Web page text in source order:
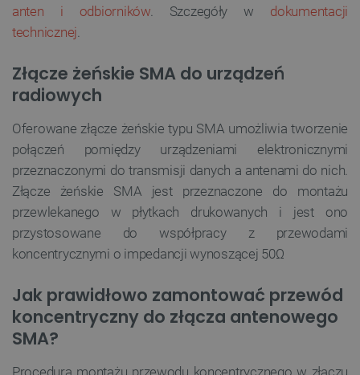
anten i odbiorników. Szczegóły w dokumentacji
technicznej.
Złącze żeńskie SMA do urządzeń
radiowych
Oferowane złącze żeńskie typu SMA umożliwia tworzenie
połączeń pomiędzy urządzeniami elektronicznymi
przeznaczonymi do transmisji danych a antenami do nich.
Złącze żeńskie SMA jest przeznaczone do montażu
przewlekanego w płytkach drukowanych i jest ono
przystosowane do współpracy z przewodami
koncentrycznymi o impedancji wynoszącej 50Ω
Jak prawidłowo zamontować przewód
koncentryczny do złącza antenowego
SMA?